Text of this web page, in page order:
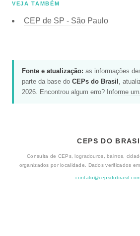
VEJA TAMBÉM
CEP de SP - São Paulo
Fonte e atualização: as informações
parte da base do CEPs do Brasil ,
2026. Encontrou algum erro? Informe
CEPS DO
Consulta de CEPs, logradouros, bairros,
organizados por localidade. Dados verificados